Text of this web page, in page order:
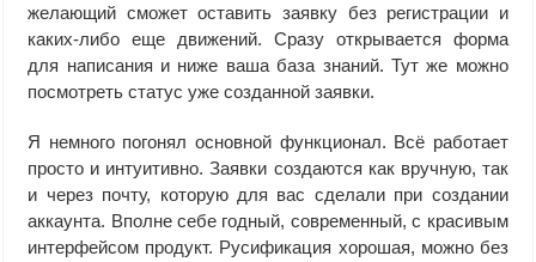
желающий сможет оставить заявку без регистрации и
каких-либо еще движений. Сразу открывается форма
для написания и ниже ваша база знаний. Тут же можно
посмотреть статус уже созданной заявки.
Я немного погонял основной функционал. Всё работает
просто и интуитивно. Заявки создаются как вручную, так
и через почту, которую для вас сделали при создании
аккаунта. Вполне себе годный, современный, с красивым
интерфейсом продукт. Русификация хорошая, можно без